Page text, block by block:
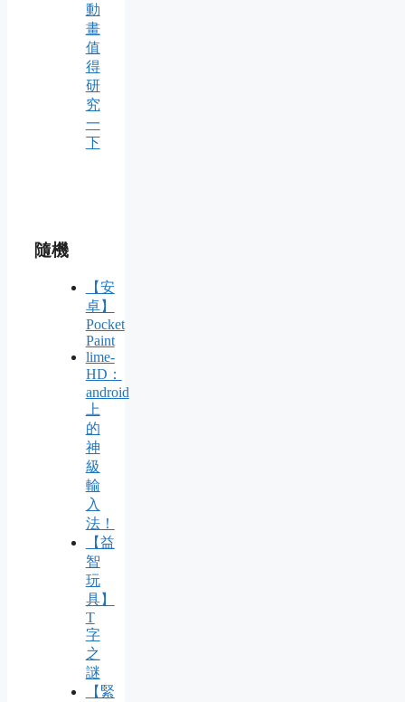
動
畫
值
得
研
究
一
下
隨機
【安
卓】
Pocket
Paint
lime-
HD：
android
上
的
神
級
輸
入
法！
【益
智
玩
具】
T
字
之
謎
【緊